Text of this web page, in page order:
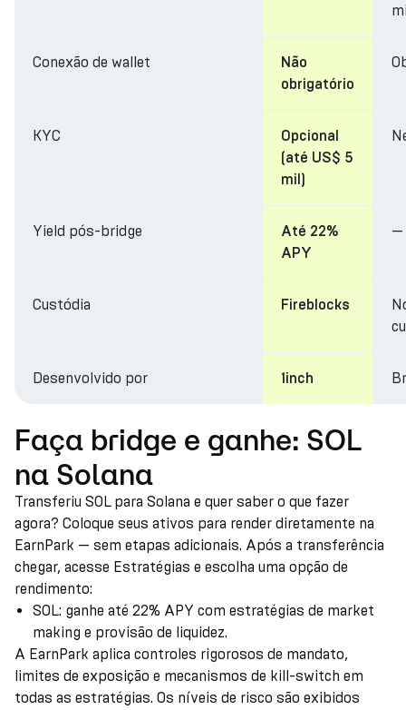
Conexão de wallet
Não
obrigatório
KYC
Opcional
(até US$ 5
mil)
Yield pós-bridge
Até 22%
APY
—
Custódia Fireblocks
Desenvolvido por 1inch
Faça bridge e ganhe: SOL
na Solana
Transferiu SOL para Solana e quer saber o que fazer
agora? Coloque seus ativos para render diretamente na
EarnPark — sem etapas adicionais. Após a transferência
chegar, acesse Estratégias e escolha uma opção de
rendimento:
SOL: ganhe até 22% APY com estratégias de market
making e provisão de liquidez.
A EarnPark aplica controles rigorosos de mandato,
limites de exposição e mecanismos de kill-switch em
todas as estratégias. Os níveis de risco são exibidos